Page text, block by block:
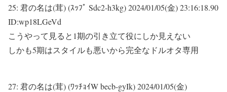
25: 君の名は(茸) (ｽｯﾌﾟ Sdc2-h3kg)2024/01/05(金) 23:16:18.90
ID:wp18LGeVd
こうやって見ると1期の引き立て役にしか見えない
しかも5期はスタイルも悪いから完全なドルオタ専用
27: 君の名は(茸) (ﾜｯﾁｮｲW becb-gyIk)2024/01/05(金)